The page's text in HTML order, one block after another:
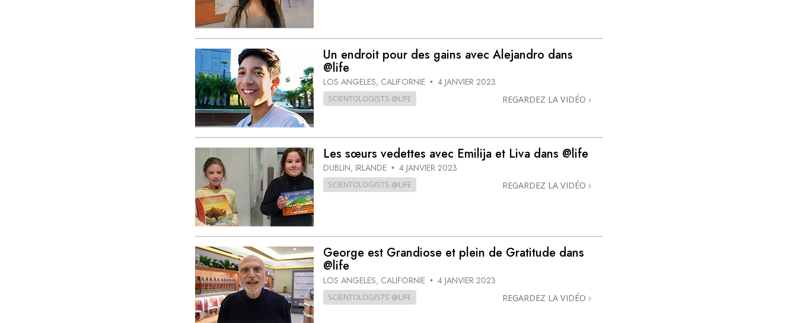
Un endroit pour des gains avec Alejandro dans
@life
LOS ANGELES, CALIFORNIE • 4 JANVIER 2023
SCIENTOLOGISTS @LIFE REGARDEZ LA VIDÉO
Les sœurs vedettes avec Emilija et Liva dans @life
DUBLIN, IRLANDE • 4 JANVIER 2023
SCIENTOLOGISTS @LIFE REGARDEZ LA VIDÉO
George est Grandiose et plein de Gratitude dans
@life
LOS ANGELES, CALIFORNIE • 4 JANVIER 2023
SCIENTOLOGISTS @LIFE REGARDEZ LA VIDÉO